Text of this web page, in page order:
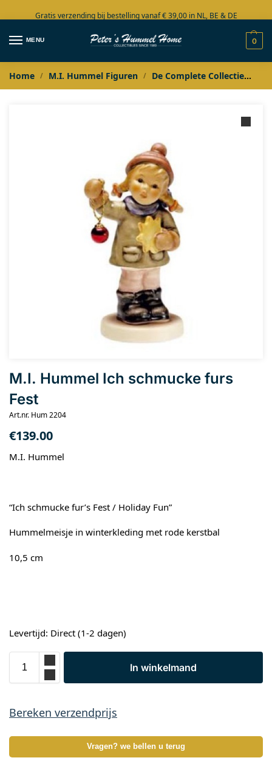
Gratis verzending bij bestelling vanaf € 39,00 in NL, BE & DE
Grote collectie in voorraad
MENU 0
Home / M.I. Hummel Figuren / De Complete Collectie
M.I. Hummel Ich schmucke furs
Fest
Art.nr. Hum 2204
€139.00
M.I. Hummel
“Ich schmucke fur’s Fest / Holiday Fun”
Hummelmeisje in winterkleding met rode kerstbal
10,5 cm
Levertijd: Direct (1-2 dagen)
In winkelmand
Bereken verzendprijs
Vragen? we bellen u terug